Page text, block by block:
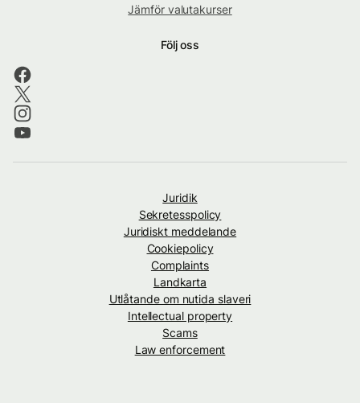
Jämför valutakurser
Följ oss
Juridik
Sekretesspolicy
Juridiskt meddelande
Cookiepolicy
Complaints
Landkarta
Utlåtande om nutida slaveri
Intellectual property
Scams
Law enforcement